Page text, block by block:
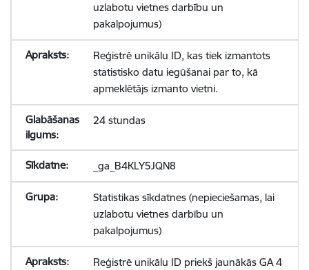
uzlabotu vietnes darbību un
pakalpojumus)
Reģistrē unikālu ID, kas tiek izmantots
statistisko datu iegūšanai par to, kā
apmeklētājs izmanto vietni.
24 stundas
_ga_B4KLY5JQN8
Statistikas sīkdatnes (nepieciešamas, lai
uzlabotu vietnes darbību un
pakalpojumus)
Reģistrē unikālu ID priekš jaunākās GA 4